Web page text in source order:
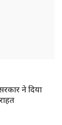
ने दिया